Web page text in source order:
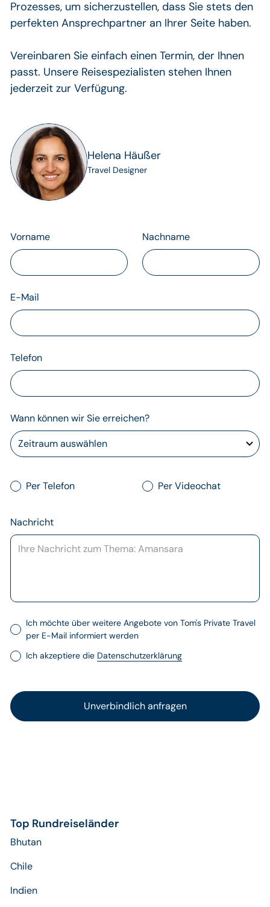
Prozesses, um sicherzustellen, dass Sie stets den
perfekten Ansprechpartner an Ihrer Seite haben.
Vereinbaren Sie einfach einen Termin, der Ihnen
passt. Unsere Reisespezialisten stehen Ihnen
jederzeit zur Verfügung.
Helena Häußer
Travel Designer
Vorname Nachname
E-Mail
Telefon
Wann können wir Sie erreichen?
Per Telefon Per Videochat
Nachricht
Ich möchte über weitere Angebote von Tom's Private Travel
per E-Mail informiert werden
Ich akzeptiere die Datenschutzerklärung
Top Rundreiseländer
Bhutan
Chile
Indien